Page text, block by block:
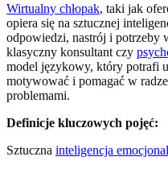
Wirtualny chłopak, taki jak
opiera się na sztucznej
odpowiedzi, nastrój i potrzeby
klasyczny konsultant czy
model językowy, który potrafi
motywować i pomagać w
problemami.
Definicje kluczowych pojęć:
Sztuczna inteligencja